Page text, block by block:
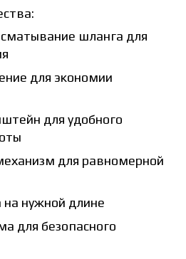
шланга для
для экономии
для удобного
для равномерной
нужной длине
для безопасного